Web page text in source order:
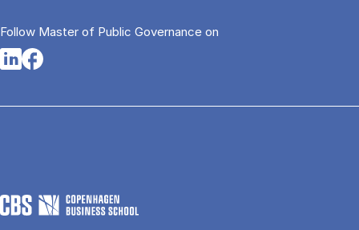
Follow Master of Public Governance on
Opens in a new tab
Opens in a new tab